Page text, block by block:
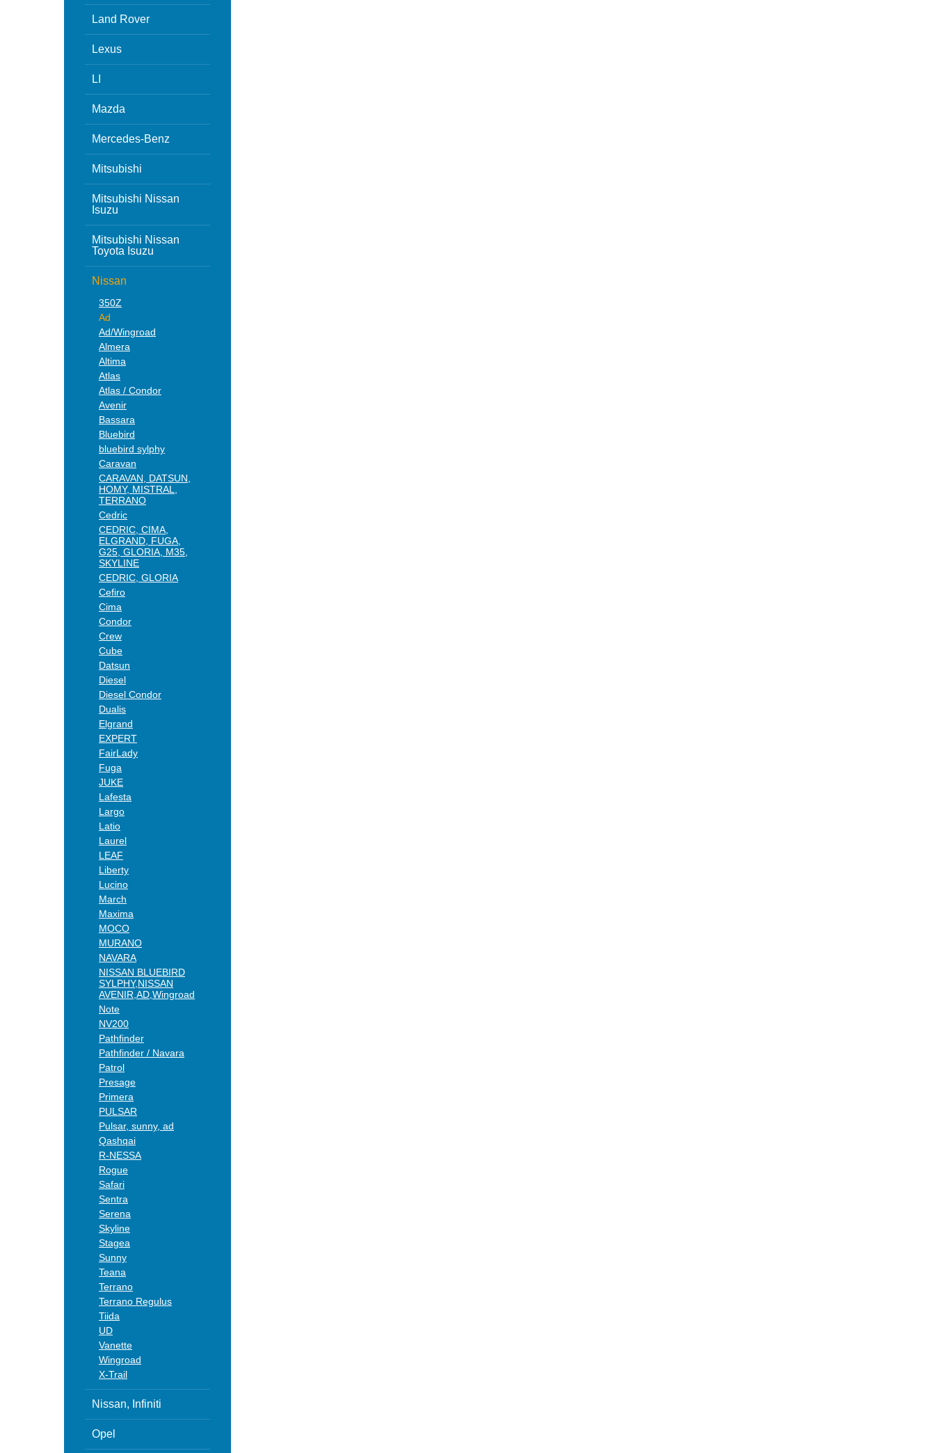
Land Rover
Lexus
LI
Mazda
Mercedes-Benz
Mitsubishi
Mitsubishi Nissan
Isuzu
Mitsubishi Nissan
Toyota Isuzu
Nissan
350Z
Ad
Ad/Wingroad
Almera
Altima
Atlas
Atlas / Condor
Avenir
Bassara
Bluebird
bluebird sylphy
Caravan
CARAVAN, DATSUN,
HOMY, MISTRAL,
TERRANO
Cedric
CEDRIC, CIMA,
ELGRAND, FUGA,
G25, GLORIA, M35,
SKYLINE
CEDRIC, GLORIA
Cefiro
Cima
Condor
Crew
Cube
Datsun
Diesel
Diesel Condor
Dualis
Elgrand
EXPERT
FairLady
Fuga
JUKE
Lafesta
Largo
Latio
Laurel
LEAF
Liberty
Lucino
March
Maxima
MOCO
MURANO
NAVARA
NISSAN BLUEBIRD
SYLPHY,NISSAN
AVENIR,AD,Wingroad
Note
NV200
Pathfinder
Pathfinder / Navara
Patrol
Presage
Primera
PULSAR
Pulsar, sunny, ad
Qashqai
R-NESSA
Rogue
Safari
Sentra
Serena
Skyline
Stagea
Sunny
Teana
Terrano
Terrano Regulus
Tiida
UD
Vanette
Wingroad
X-Trail
Nissan, Infiniti
Opel